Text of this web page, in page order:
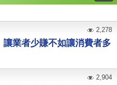
業者少賺不如讓消費者多
2,278
2,904